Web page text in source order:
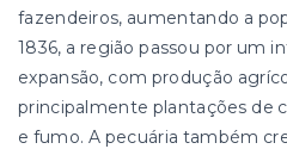
fazendeiros, aumentando a
1836, a região passou por um
expansão, com produção
principalmente plantações de
e fumo. A pecuária também